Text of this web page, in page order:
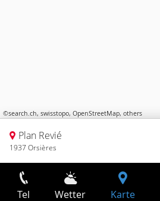
©search.ch, swisstopo, OpenStreetMap, others
Plan Revié
1937 Orsières
Tel Wetter Karte